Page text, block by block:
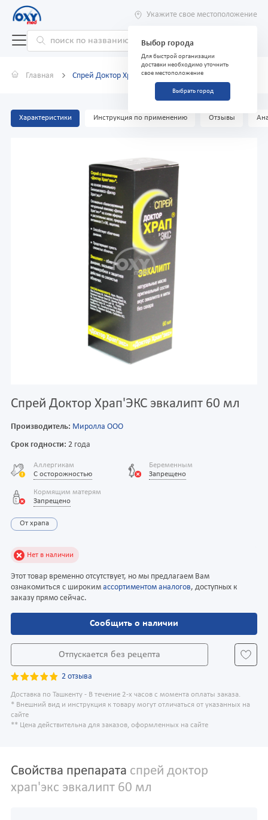
Укажите свое местоположение
Выбор города
Для быстрой организации
доставки необходимо уточнить
свое местоположение
Выбрать город
Главная Спрей Доктор Храп'ЭКС эвкалипт 60 мл
Характеристики Инструкция по применению Отзывы
Спрей Доктор Храп'ЭКС эвкалипт 60 мл
Производитель: Миролла ООО
Срок годности: 2 года
Аллергикам
С осторожностью
Беременным
Запрещено
Кормящим матерям
Запрещено
От храпа
Нет в наличии
Этот товар временно отсутствует, но мы предлагаем Вам
ознакомиться с широким ассортиментом аналогов, доступных к
заказу прямо сейчас.
Сообщить о наличии
Отпускается без рецепта
2 отзыва
Доставка по Ташкенту - В течение 2-х часов с момента оплаты заказа.
* Внешний вид и инструкция к товару могут отличаться от указанных на
сайте
** Цена действительна для заказов, оформленных на сайте
Свойства препарата спрей доктор
храп'экс эвкалипт 60 мл